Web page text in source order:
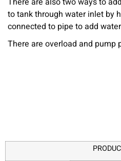
to tank through water inlet by
connected to pipe to add
There are overload and pump